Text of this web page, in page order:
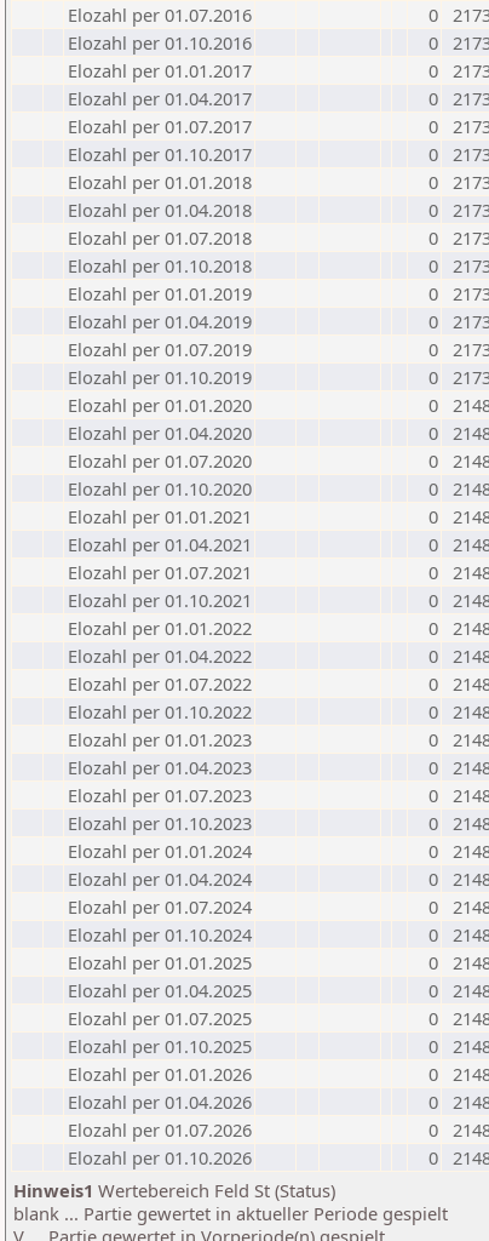
Elozahl per 01.07.2016
0
Elozahl per 01.10.2016
0
Elozahl per 01.01.2017
0
Elozahl per 01.04.2017
0
Elozahl per 01.07.2017
0
Elozahl per 01.10.2017
0
Elozahl per 01.01.2018
0
Elozahl per 01.04.2018
0
Elozahl per 01.07.2018
0
Elozahl per 01.10.2018
0
Elozahl per 01.01.2019
0
Elozahl per 01.04.2019
0
Elozahl per 01.07.2019
0
Elozahl per 01.10.2019
0
Elozahl per 01.01.2020
0
Elozahl per 01.04.2020
0
Elozahl per 01.07.2020
0
Elozahl per 01.10.2020
0
Elozahl per 01.01.2021
0
Elozahl per 01.04.2021
0
Elozahl per 01.07.2021
0
Elozahl per 01.10.2021
0
Elozahl per 01.01.2022
0
Elozahl per 01.04.2022
0
Elozahl per 01.07.2022
0
Elozahl per 01.10.2022
0
Elozahl per 01.01.2023
0
Elozahl per 01.04.2023
0
Elozahl per 01.07.2023
0
Elozahl per 01.10.2023
0
Elozahl per 01.01.2024
0
Elozahl per 01.04.2024
0
Elozahl per 01.07.2024
0
Elozahl per 01.10.2024
0
Elozahl per 01.01.2025
0
Elozahl per 01.04.2025
0
Elozahl per 01.07.2025
0
Elozahl per 01.10.2025
0
Elozahl per 01.01.2026
0
Elozahl per 01.04.2026
0
Elozahl per 01.07.2026
0
Elozahl per 01.10.2026
0
Hinweis1 Wertebereich Feld St (Status)
blank ... Partie gewertet in aktueller Periode gespielt
V ... Partie gewertet in Vorperiode(n) gespielt